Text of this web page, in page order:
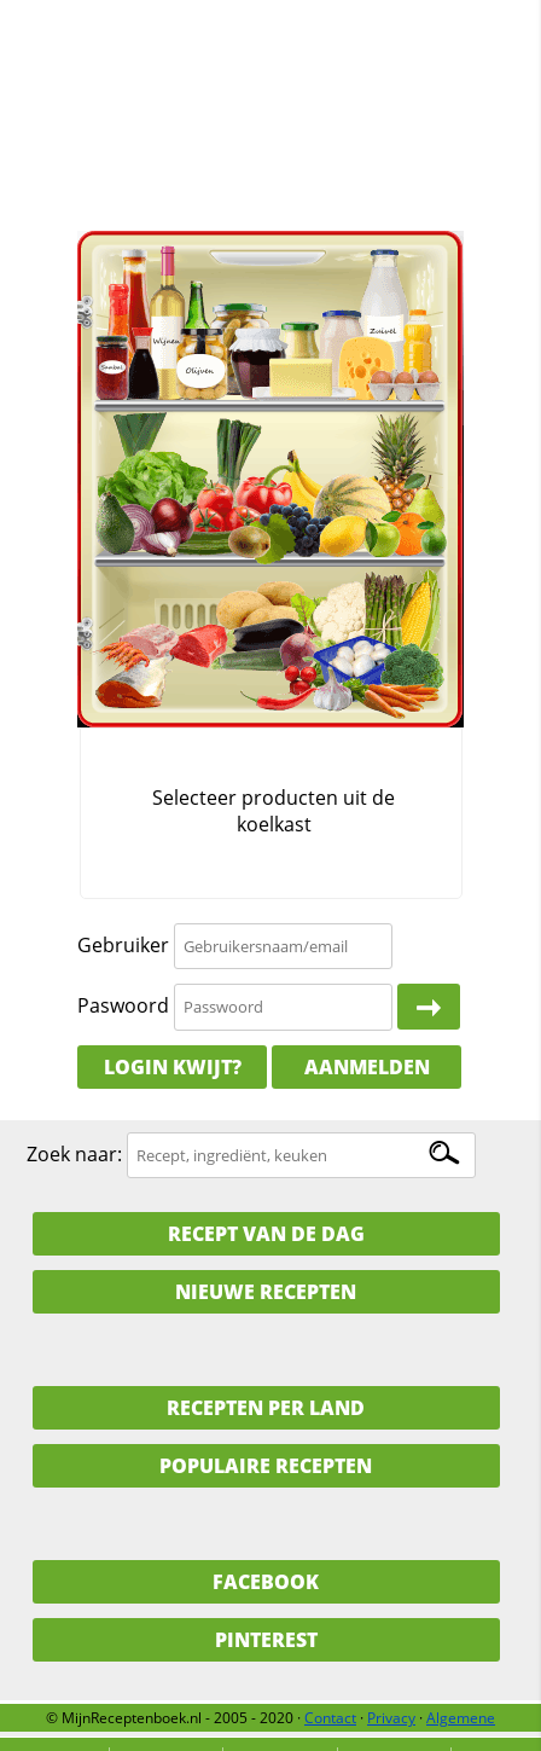
Gebruiker
Paswoord
LOGIN KWIJT? AANMELDEN
Zoek naar:
RECEPT VAN DE DAG
NIEUWE RECEPTEN
RECEPTEN PER LAND
POPULAIRE RECEPTEN
FACEBOOK
PINTEREST
© MijnReceptenboek.nl - 2005 - 2020 ·Contact · Privacy ·Algemene